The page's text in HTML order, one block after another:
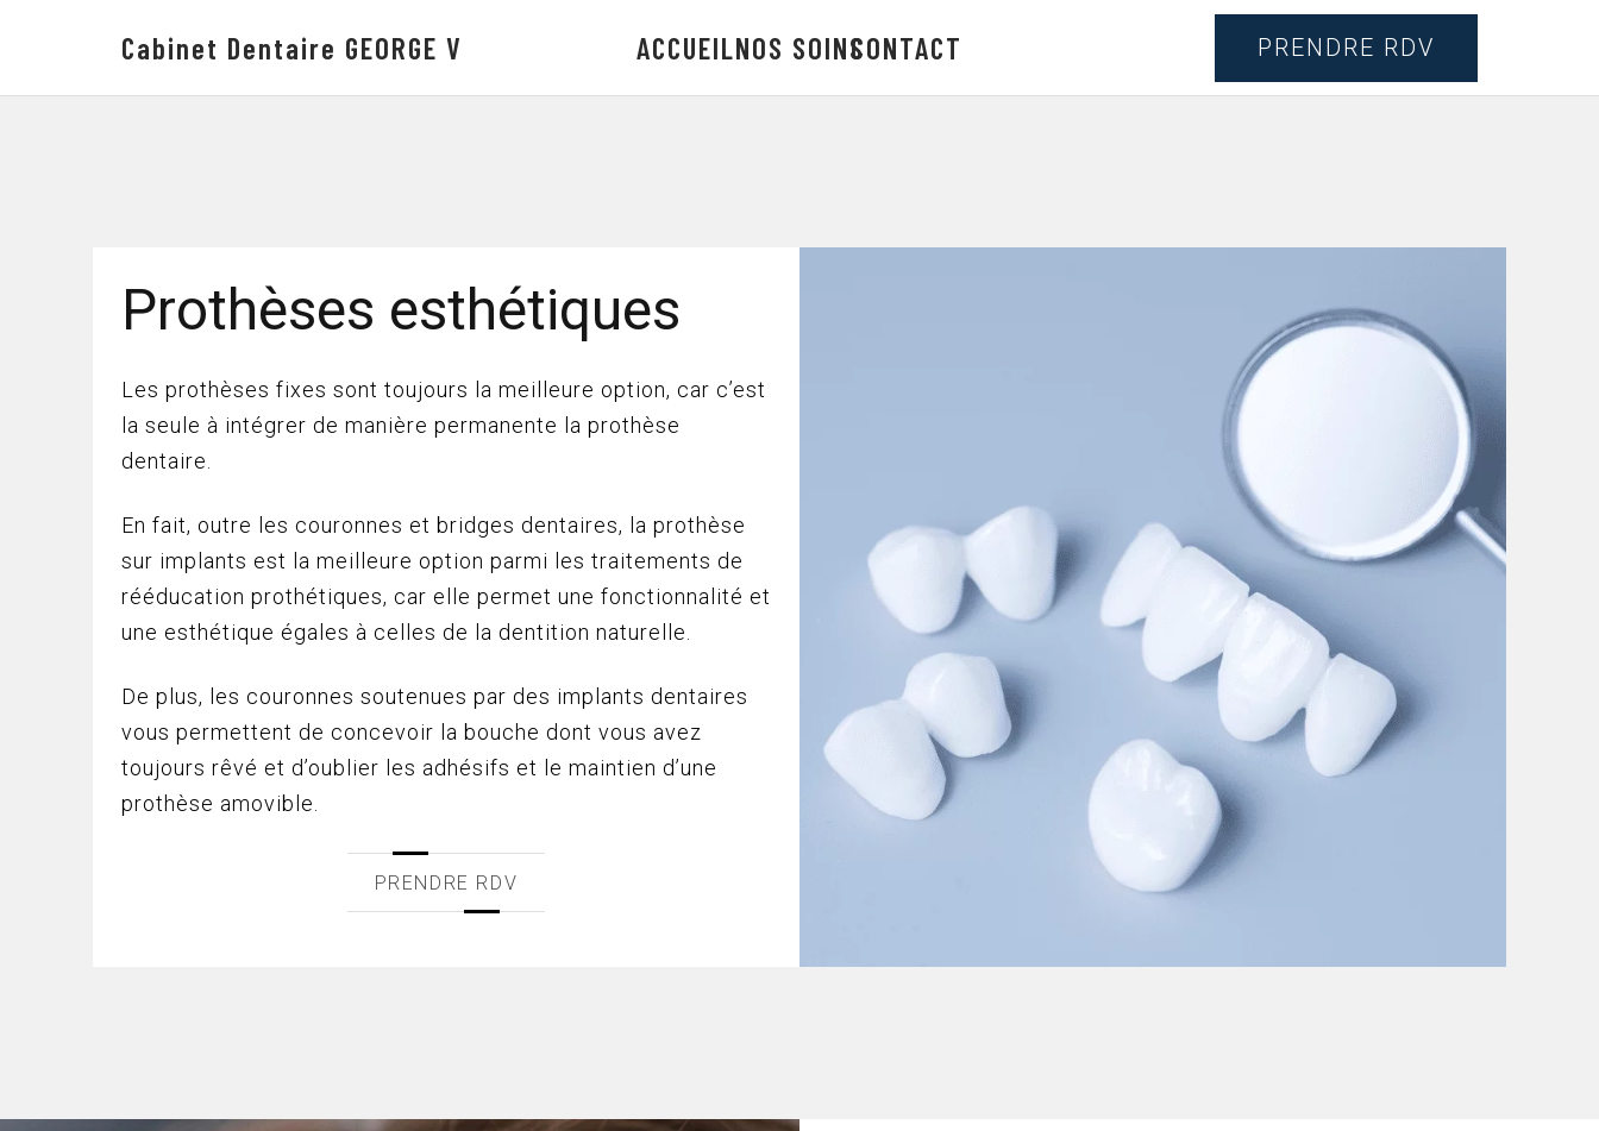
Cabinet Dentaire GEORGE V ACCUEILNOS SOINSCONTACT PRENDRE RDV
Prothèses esthétiques
Les prothèses fixes sont toujours la meilleure option, car c’est
la seule à intégrer de manière permanente la prothèse
dentaire.
En fait, outre les couronnes et bridges dentaires, la prothèse
sur implants est la meilleure option parmi les traitements de
rééducation prothétiques, car elle permet une fonctionnalité et
une esthétique égales à celles de la dentition naturelle.
De plus, les couronnes soutenues par des implants dentaires
vous permettent de concevoir la bouche dont vous avez
toujours rêvé et d’oublier les adhésifs et le maintien d’une
prothèse amovible.
PRENDRE RDV